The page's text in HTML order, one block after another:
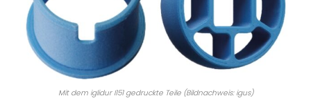
Mit dem iglidur I151 gedruckte Teile (Bildnachweis: igus)